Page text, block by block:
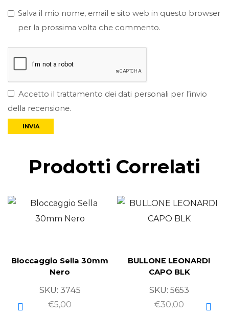
Salva il mio nome, email e sito web in questo browser
per la prossima volta che commento.
Accetto il trattamento dei dati personali per l’invio
della recensione.
Prodotti Correlati
Bloccaggio Sella 30mm
Nero
SKU: 3745
€5,00
BULLONE LEONARDI
CAPO BLK
SKU: 5653
€30,00